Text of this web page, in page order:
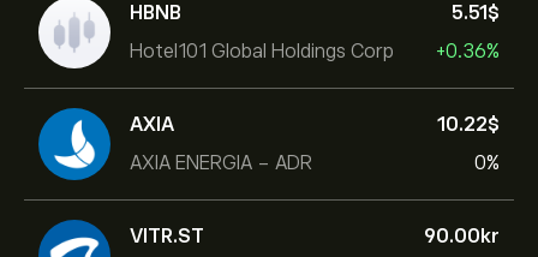
HBNB
Hotel101 Global Holdings Corp
5.51‎$‎
+0.36%
AXIA
AXIA ENERGIA - ADR
10.22‎$‎
0%
VITR.ST
90.00‎kr‎